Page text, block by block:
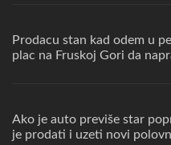
Prodacu stan kad odem u
plac na Fruskoj Gori da
Ako je auto previše star
je prodati i uzeti novi